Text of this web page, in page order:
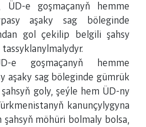
ÜD-e goşmaçanyň hemme
aşaky sag böleginde
gol çekilip belgili şahsy
e goşmaçanyň hemme
aşaky sag böleginde gümrük
goly, şeýle hem ÜD-ny
kanunçylygyna
möhüri bolmaly bolsa,